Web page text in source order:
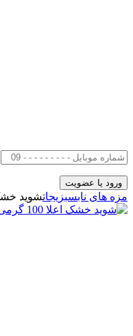
مزه های نابسبزیجاتشوید خشک